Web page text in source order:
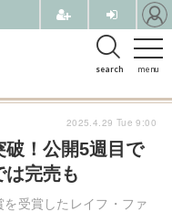
menu
search
破！公開5週目で
は完売も
受賞したレイフ・ファ
2025.4.29 Tue 9:00